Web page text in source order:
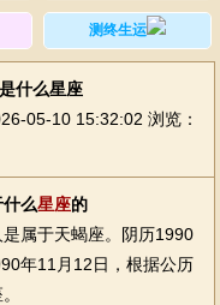
测终生运
什么星座
05-10 15:32:02 浏览：
么星座的
属于天蝎座。阴历1990
年11月12日，根据公历